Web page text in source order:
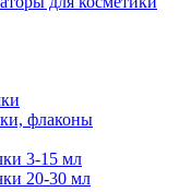
флаконы
3-15 мл
20-30 мл